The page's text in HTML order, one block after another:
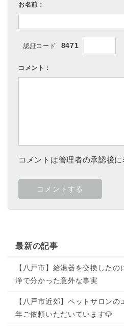
お名前：
認証コード 8471
コメント：
コメントは管理者の承認後に
最新の記事
【八戸市】給湯器を交換した
浄で分かった意外な事実
【八戸市近郊】ペットサロン
年ご依頼いただいています🐶